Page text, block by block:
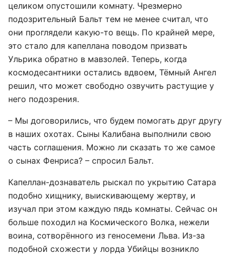
целиком опустошили комнату. Чрезмерно
подозрительный Бальт тем не менее считал, что
они проглядели какую-то вещь. По крайней мере,
это стало для капеллана поводом призвать
Ульрика обратно в мавзолей. Теперь, когда
космодесантники остались вдвоем, Тёмный Ангел
решил, что может свободно озвучить растущие у
него подозрения.
– Мы договорились, что будем помогать друг другу
в наших охотах. Сыны Калибана выполнили свою
часть соглашения. Можно ли сказать то же самое
о сынах Фенриса? – спросил Бальт.
Капеллан-дознаватель рыскал по укрытию Сатара
подобно хищнику, выискивающему жертву, и
изучал при этом каждую пядь комнаты. Сейчас он
больше походил на Космического Волка, нежели
воина, сотворённого из геносемени Льва. Из-за
подобной схожести у лорда Убийцы возникло